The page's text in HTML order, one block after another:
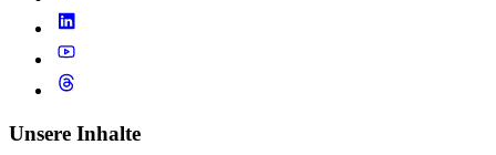
Unsere Inhalte